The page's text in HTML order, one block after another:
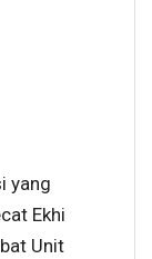
yang
Ekhi
Unit